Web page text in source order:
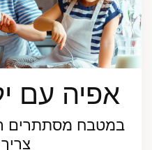
אפיה עם
במטבח מסתתרים